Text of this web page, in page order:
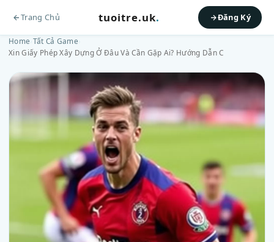
Trang Chủ tuoitre.uk. Đăng Ký
Home Tất Cả Game
Xin Giấy Phép Xây Dựng Ở Đâu Và Cần Gặp Ai? Hướng Dẫn C